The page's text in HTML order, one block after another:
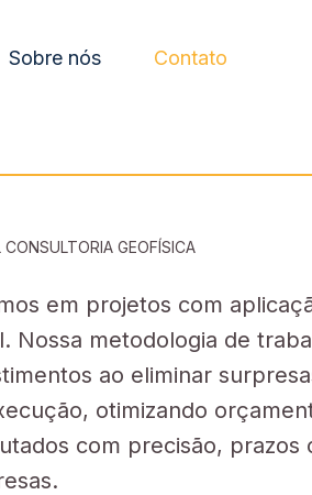
Sobre nós Contato
CONSULTORIA GEOFÍSICA
em projetos com
Nossa metodologia de
ao eliminar
otimizando
com precisão, prazos